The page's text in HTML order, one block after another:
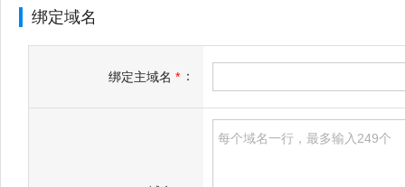
绑定域名
绑定主域名 * ：